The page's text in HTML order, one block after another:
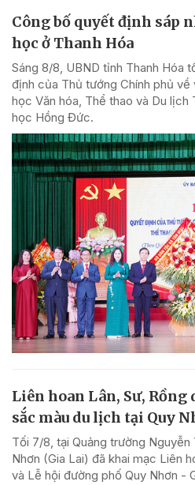
Công bố quyết định sáp
học ở Thanh Hóa
Sáng 8/8, UBND tỉnh Thanh Hóa
định của Thủ tướng Chính phủ
học Văn hóa, Thể thao và Du lịch
học Hồng Đức.
Liên hoan Lân, Sư,
sắc màu du lịch tại Quy
Tối 7/8, tại Quảng trường Nguyễn
Nhơn (Gia Lai) đã khai mạc Liên
và Lễ hội đường phố Quy Nhơn -